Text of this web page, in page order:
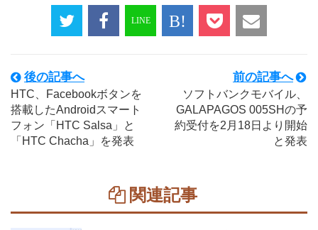
後の記事へ
HTC、Facebookボタンを
搭載したAndroidスマート
フォン「HTC Salsa」と
「HTC Chacha」を発表
前の記事へ
ソフトバンクモバイル、
GALAPAGOS 005SHの予
約受付を2月18日より開始
と発表
関連記事